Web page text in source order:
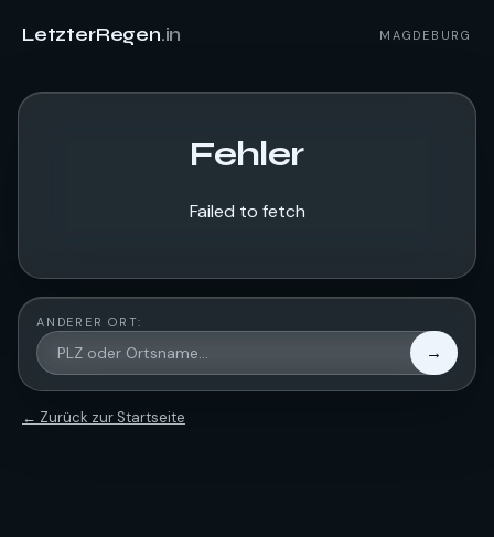
LetzterRegen.in MAGDEBURG
Fehler
Failed to fetch
ANDERER ORT:
→
← Zurück zur Startseite